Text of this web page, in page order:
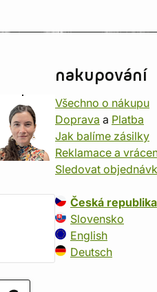
nakupování
Všechno o nákupu
Doprava a Platba
Jak balíme zásilky
Reklamace a
Sledovat
Česká republika
Slovensko
English
Deutsch